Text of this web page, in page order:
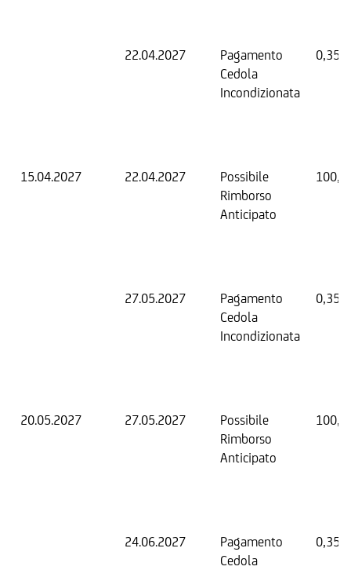
22.04.2027
Pagamento
Cedola
Incondizionata
0,35
15.04.2027 22.04.2027
Possibile
Rimborso
Anticipato
27.05.2027
Pagamento
Cedola
Incondizionata
0,35
20.05.2027 27.05.2027
Possibile
Rimborso
Anticipato
24.06.2027
Pagamento
Cedola
0,35